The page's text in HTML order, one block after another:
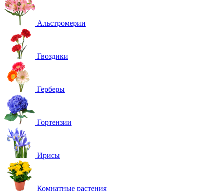
Альстромерии
Гвоздики
Герберы
Гортензии
Ирисы
Комнатные растения